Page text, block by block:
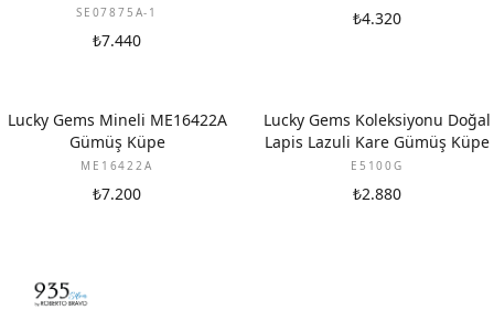
SE07875A-1
₺7.440
₺4.320
Lucky Gems Mineli ME16422A
Gümüş Küpe
ME16422A
₺7.200
Lucky Gems Koleksiyonu Doğal
Lapis Lazuli Kare Gümüş Küpe
E5100G
₺2.880